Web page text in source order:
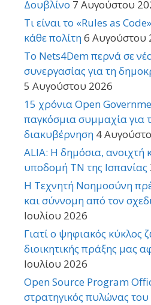
Δουβλίνο 7 Αυγούστου
Τι είναι το «Rules as
κάθε πολίτη6 Αυγούστου
Το Nets4Dem περνά σε
συνεργασίας για τη
5 Αυγούστου 2026
15 χρόνια Open
παγκόσμια συμμαχία για
διακυβέρνηση 4
ALIA: Η δημόσια, ανοιχτή
υποδομή ΤΝ της Ισπανίας
Η Τεχνητή Νοημοσύνη
και σύννομη από τον
Ιουλίου 2026
Γιατί ο ψηφιακός κύκλος
διοικητικής πράξης μας
Ιουλίου 2026
Open Source Program
στρατηγικός πυλώνας